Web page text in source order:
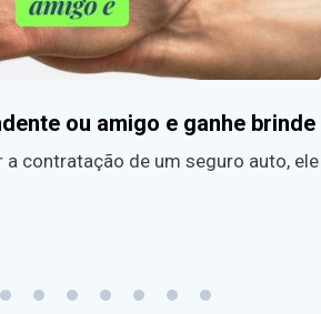
ou amigo e ganhe brinde
a contratação de um seguro auto, ele